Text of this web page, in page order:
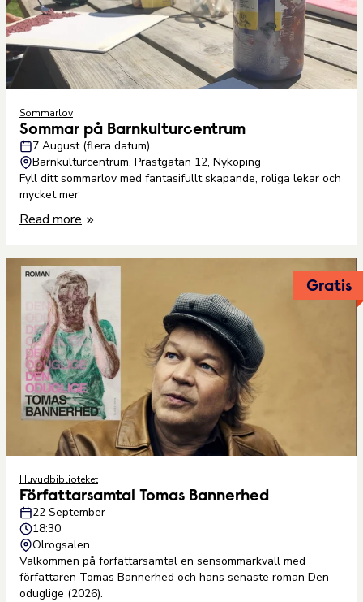
Sommarlov
Sommar på Barnkulturcentrum
7 August (flera datum)
Barnkulturcentrum, Prästgatan 12, Nyköping
Fyll ditt sommarlov med fantasifullt skapande, roliga lekar och
mycket mer
Read more
Gratis
Huvudbiblioteket
Författarsamtal Tomas Bannerhed
22 September
18:30
Olrogsalen
Välkommen på författarsamtal en sensommarkväll med
författaren Tomas Bannerhed och hans senaste roman Den
oduglige (2026).